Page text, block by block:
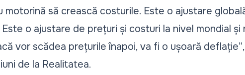
motorină să crească costurile. Este o ajustare
o ajustare de prețuri și costuri la nivel mondial și
vor scădea prețurile înapoi, va fi o ușoară deflație”
de la Realitatea.